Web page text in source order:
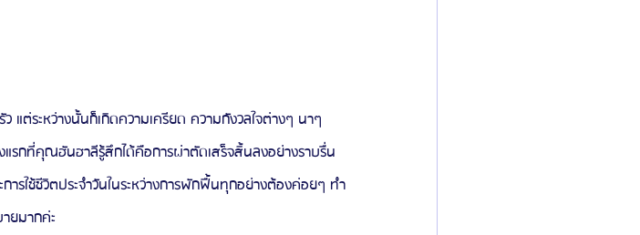
ต่ระหว่างนั้นก็เกิดความเครียด ความกังวลใจต่างๆ นาๆ
รกที่คุณฮันฮาลีรู้สึกได้คือการผ่าตัดเสร็จสิ้นลงอย่างราบรื่น
รใช้ชีวิตประจำวันในระหว่างการพักฟื้นทุกอย่างต้องค่อยๆ ทำ
ยมากค่ะ